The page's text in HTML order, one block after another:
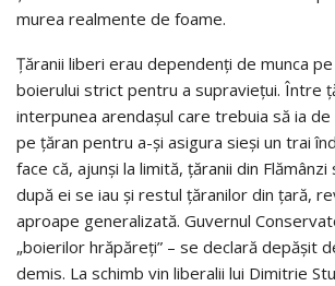
murea realmente de foame.
Țăranii liberi erau dependenți de munca
boierului strict pentru a supraviețui. Între
interpunea arendașul care trebuia să ia
pe țăran pentru a-și asigura sieși un trai
face că, ajunși la limită, țăranii din Flămânzi
după ei se iau și restul țăranilor din țară,
aproape generalizată. Guvernul
„boierilor hrăpăreți” – se declară depășit
demis. La schimb vin liberalii lui Dimitrie